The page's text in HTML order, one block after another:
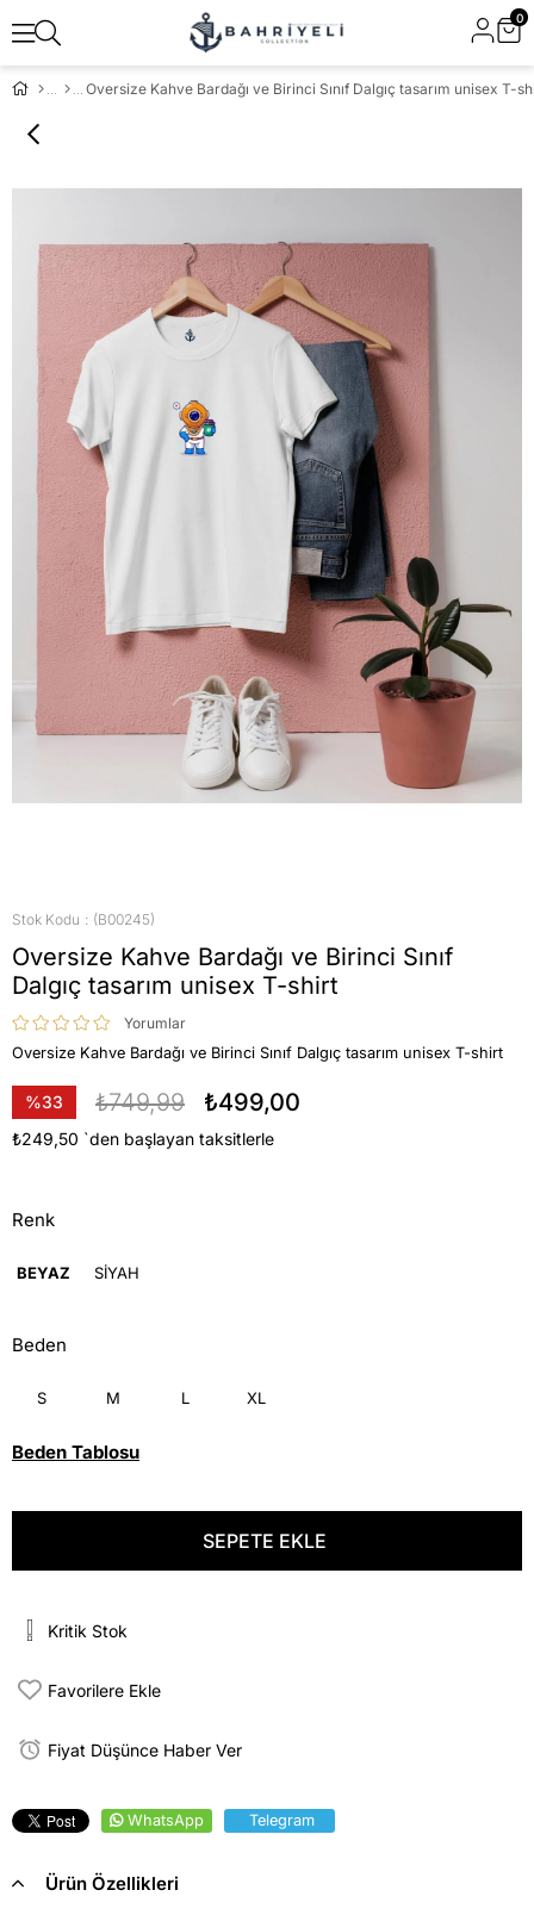
0
Oversize Kahve Bardağı ve Birinci Sınıf Dalgıç tasarım unisex T-
Stok Kodu (B00245)
Oversize Kahve Bardağı ve Birinci Sınıf
Dalgıç tasarım unisex T-shirt
Yorumlar
Oversize Kahve Bardağı ve Birinci Sınıf Dalgıç tasarım unisex T-shirt
%33
İndirim
₺749,99 ₺499,00
₺249,50 `den başlayan taksitlerle
Renk
BEYAZ SİYAH
Beden
S M L XL
Beden Tablosu
Kritik Stok
Favorilere Ekle
Fiyat Düşünce Haber Ver
WhatsApp Telegram
Ürün Özellikleri